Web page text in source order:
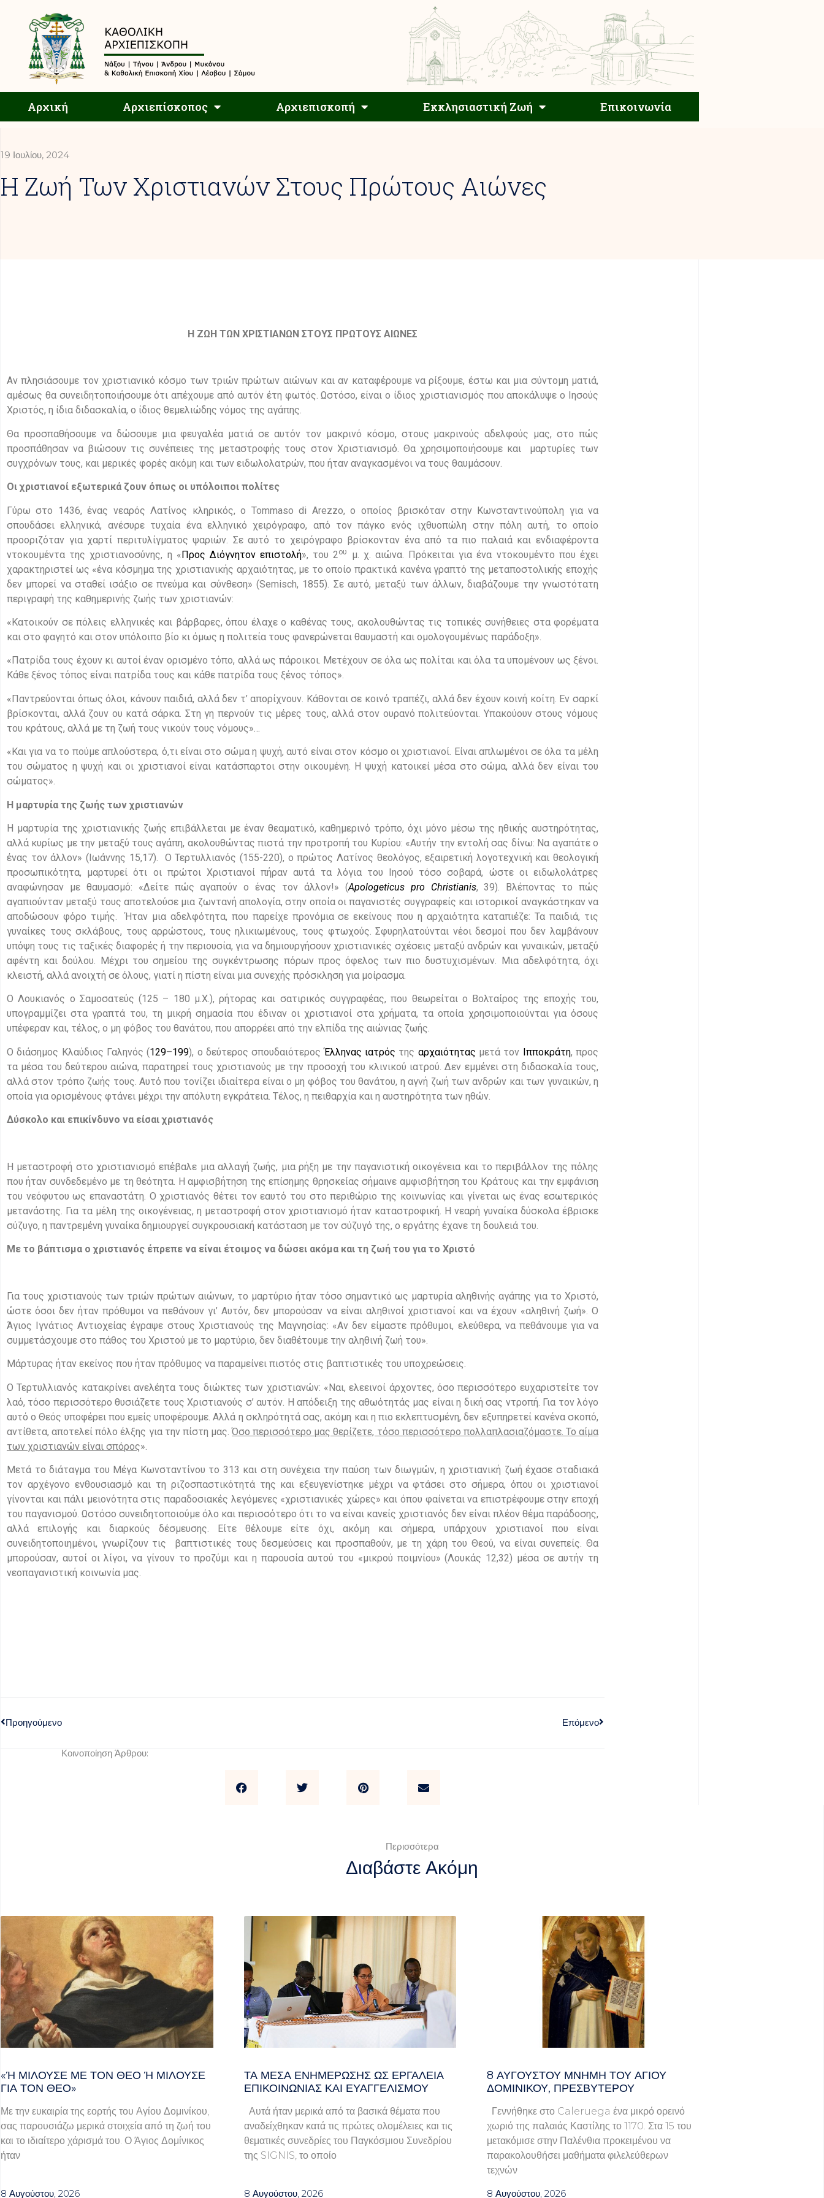
Αρχική Αρχιεπίσκοπος Αρχιεπισκοπή Εκκλησιαστική Ζωή Επικοινωνία
Αρχιεπισκοπή Εκκλησιαστική Ζωή Επικοινωνία
19 Ιουλίου, 2024
Η Ζωή Των Χριστιανών Στους Πρώτους Αιώνες
Η ΖΩΗ ΤΩΝ ΧΡΙΣΤΙΑΝΩΝ ΣΤΟΥΣ ΠΡΩΤΟΥΣ ΑΙΩΝΕΣ
Αν πλησιάσουμε τον χριστιανικό κόσμο των τριών πρώτων αιώνων και αν καταφέρουμε να ρίξουμε, έστω και μια σύντομη ματιά,
αμέσως θα συνειδητοποιήσουμε ότι απέχουμε από αυτόν έτη φωτός. Ωστόσο, είναι ο ίδιος χριστιανισμός που αποκάλυψε ο Ιησούς
Χριστός, η ίδια διδασκαλία, ο ίδιος θεμελιώδης νόμος της αγάπης.
Θα προσπαθήσουμε να δώσουμε μια φευγαλέα ματιά σε αυτόν τον μακρινό κόσμο, στους μακρινούς αδελφούς μας, στο πώς
προσπάθησαν να βιώσουν τις συνέπειες της μεταστροφής τους στον Χριστιανισμό. Θα χρησιμοποιήσουμε και μαρτυρίες των
συγχρόνων τους, και μερικές φορές ακόμη και των ειδωλολατρών, που ήταν αναγκασμένοι να τους θαυμάσουν.
Οι χριστιανοί εξωτερικά ζουν όπως οι υπόλοιποι πολίτες
Γύρω στο 1436, ένας νεαρός Λατίνος κληρικός, ο Tommaso di Arezzo, ο οποίος βρισκόταν στην Κωνσταντινούπολη για να
σπουδάσει ελληνικά, ανέσυρε τυχαία ένα ελληνικό χειρόγραφο, από τον πάγκο ενός ιχθυοπώλη στην πόλη αυτή, το οποίο
προοριζόταν για χαρτί περιτυλίγματος ψαριών. Σε αυτό το χειρόγραφο βρίσκονταν ένα από τα πιο παλαιά και ενδιαφέροντα
ντοκουμέντα της χριστιανοσύνης, η «Προς Διόγνητον επιστολή», του 2 ου
μ. χ. αιώνα. Πρόκειται για ένα ντοκουμέντο που έχει
χαρακτηριστεί ως «ένα κόσμημα της χριστιανικής αρχαιότητας, με το οποίο πρακτικά κανένα γραπτό της μεταποστολικής εποχής
δεν μπορεί να σταθεί ισάξιο σε πνεύμα και σύνθεση» (Semisch, 1855). Σε αυτό, μεταξύ των άλλων, διαβάζουμε την γνωστότατη
περιγραφή της καθημερινής ζωής των χριστιανών:
«Κατοικούν σε πόλεις ελληνικές και βάρβαρες, όπου έλαχε ο καθένας τους, ακολουθώντας τις τοπικές συνήθειες στα φορέματα
και στο φαγητό και στον υπόλοιπο βίο κι όμως η πολιτεία τους φανερώνεται θαυμαστή και ομολογουμένως παράδοξη».
«Πατρίδα τους έχουν κι αυτοί έναν ορισμένο τόπο, αλλά ως πάροικοι. Μετέχουν σε όλα ως πολίται και όλα τα υπομένουν ως ξένοι.
Κάθε ξένος τόπος είναι πατρίδα τους και κάθε πατρίδα τους ξένος τόπος».
«Παντρεύονται όπως όλοι, κάνουν παιδιά, αλλά δεν τ’ απορίχνουν. Κάθονται σε κοινό τραπέζι, αλλά δεν έχουν κοινή κοίτη. Εν σαρκί
βρίσκονται, αλλά ζουν ου κατά σάρκα. Στη γη περνούν τις μέρες τους, αλλά στον ουρανό πολιτεύονται. Υπακούουν στους νόμους
του κράτους, αλλά με τη ζωή τους νικούν τους νόμους»…
«Και για να το πούμε απλούστερα, ό,τι είναι στο σώμα η ψυχή, αυτό είναι στον κόσμο οι χριστιανοί. Είναι απλωμένοι σε όλα τα μέλη
του σώματος η ψυχή και οι χριστιανοί είναι κατάσπαρτοι στην οικουμένη. Η ψυχή κατοικεί μέσα στο σώμα, αλλά δεν είναι του
σώματος».
Η μαρτυρία της ζωής των χριστιανών
Η μαρτυρία της χριστιανικής ζωής επιβάλλεται με έναν θεαματικό, καθημερινό τρόπο, όχι μόνο μέσω της ηθικής αυστηρότητας,
αλλά κυρίως με την μεταξύ τους αγάπη, ακολουθώντας πιστά την προτροπή του Κυρίου: «Αυτήν την εντολή σας δίνω: Να αγαπάτε ο
ένας τον άλλον» (Ιωάννης 15,17). Ο Τερτυλλιανός (155-220), ο πρώτος Λατίνος θεολόγος, εξαιρετική λογοτεχνική και θεολογική
προσωπικότητα, μαρτυρεί ότι οι πρώτοι Χριστιανοί πήραν αυτά τα λόγια του Ιησού τόσο σοβαρά, ώστε οι ειδωλολάτρες
αναφώνησαν με θαυμασμό: «Δείτε πώς αγαπούν ο ένας τον άλλον!» (Apologeticus pro Christianis, 39). Βλέποντας το πώς
αγαπιούνταν μεταξύ τους αποτελούσε μια ζωντανή απολογία, στην οποία οι παγανιστές συγγραφείς και ιστορικοί αναγκάστηκαν να
αποδώσουν φόρο τιμής. Ήταν μια αδελφότητα, που παρείχε προνόμια σε εκείνους που η αρχαιότητα καταπιέζε: Τα παιδιά, τις
γυναίκες τους σκλάβους, τους αρρώστους, τους ηλικιωμένους, τους φτωχούς. Σφυρηλατούνται νέοι δεσμοί που δεν λαμβάνουν
υπόψη τους τις ταξικές διαφορές ή την περιουσία, για να δημιουργήσουν χριστιανικές σχέσεις μεταξύ ανδρών και γυναικών, μεταξύ
αφέντη και δούλου. Μέχρι του σημείου της συγκέντρωσης πόρων προς όφελος των πιο δυστυχισμένων. Μια αδελφότητα, όχι
κλειστή, αλλά ανοιχτή σε όλους, γιατί η πίστη είναι μια συνεχής πρόσκληση για μοίρασμα.
Ο Λουκιανός ο Σαμοσατεύς (125 – 180 μ.Χ.), ρήτορας και σατιρικός συγγραφέας, που θεωρείται ο Βολταίρος της εποχής του,
υπογραμμίζει στα γραπτά του, τη μικρή σημασία που έδιναν οι χριστιανοί στα χρήματα, τα οποία χρησιμοποιούνται για όσους
υπέφεραν και, τέλος, ο μη φόβος του θανάτου, που απορρέει από την ελπίδα της αιώνιας ζωής.
Ο διάσημος Κλαύδιος Γαληνός (129–199), ο δεύτερος σπουδαιότεροςΈλληνας ιατρός της αρχαιότητας μετά τον Ιπποκράτη, προς
τα μέσα του δεύτερου αιώνα, παρατηρεί τους χριστιανούς με την προσοχή του κλινικού ιατρού. Δεν εμμένει στη διδασκαλία τους,
αλλά στον τρόπο ζωής τους. Αυτό που τονίζει ιδιαίτερα είναι ο μη φόβος του θανάτου, η αγνή ζωή των ανδρών και των γυναικών, η
οποία για ορισμένους φτάνει μέχρι την απόλυτη εγκράτεια. Τέλος, η πειθαρχία και η αυστηρότητα των ηθών.
Δύσκολο και επικίνδυνο να είσαι χριστιανός
Η μεταστροφή στο χριστιανισμό επέβαλε μια αλλαγή ζωής, μια ρήξη με την παγανιστική οικογένεια και το περιβάλλον της πόλης
που ήταν συνδεδεμένο με τη θεότητα. Η αμφισβήτηση της επίσημης θρησκείας σήμαινε αμφισβήτηση του Κράτους και την εμφάνιση
του νεόφυτου ως επαναστάτη. Ο χριστιανός θέτει τον εαυτό του στο περιθώριο της κοινωνίας και γίνεται ως ένας εσωτερικός
μετανάστης. Για τα μέλη της οικογένειας, η μεταστροφή στον χριστιανισμό ήταν καταστροφική. Η νεαρή γυναίκα δύσκολα έβρισκε
σύζυγο, η παντρεμένη γυναίκα δημιουργεί συγκρουσιακή κατάσταση με τον σύζυγό της, ο εργάτης έχανε τη δουλειά του.
Με το βάπτισμα ο χριστιανός έπρεπε να είναι έτοιμος να δώσει ακόμα και τη ζωή του για το Χριστό
Για τους χριστιανούς των τριών πρώτων αιώνων, το μαρτύριο ήταν τόσο σημαντικό ως μαρτυρία αληθινής αγάπης για το Χριστό,
ώστε όσοι δεν ήταν πρόθυμοι να πεθάνουν γι’ Αυτόν, δεν μπορούσαν να είναι αληθινοί χριστιανοί και να έχουν «αληθινή ζωή». Ο
Άγιος Ιγνάτιος Αντιοχείας έγραψε στους Χριστιανούς της Μαγνησίας: «Αν δεν είμαστε πρόθυμοι, ελεύθερα, να πεθάνουμε για να
συμμετάσχουμε στο πάθος του Χριστού με το μαρτύριο, δεν διαθέτουμε την αληθινή ζωή του».
Μάρτυρας ήταν εκείνος που ήταν πρόθυμος να παραμείνει πιστός στις βαπτιστικές του υποχρεώσεις.
Ο Τερτυλλιανός κατακρίνει ανελέητα τους διώκτες των χριστιανών: «Ναι, ελεεινοί άρχοντες, όσο περισσότερο ευχαριστείτε τον
λαό, τόσο περισσότερο θυσιάζετε τους Χριστιανούς σ’ αυτόν. Η απόδειξη της αθωότητάς μας είναι η δική σας ντροπή. Για τον λόγο
αυτό ο Θεός υποφέρει που εμείς υποφέρουμε. Αλλά η σκληρότητά σας, ακόμη και η πιο εκλεπτυσμένη, δεν εξυπηρετεί κανένα σκοπό,
αντίθετα, αποτελεί πόλο έλξης για την πίστη μας.Όσο περισσότερο μας θερίζετε, τόσο περισσότερο πολλαπλασιαζόμαστε. Το αίμα
των χριστιανών είναι σπόρος».
Μετά το διάταγμα του Μέγα Κωνσταντίνου το 313 και στη συνέχεια την παύση των διωγμών, η χριστιανική ζωή έχασε σταδιακά
τον αρχέγονο ενθουσιασμό και τη ριζοσπαστικότητά της και εξευγενίστηκε μέχρι να φτάσει στο σήμερα, όπου οι χριστιανοί
γίνονται και πάλι μειονότητα στις παραδοσιακές λεγόμενες «χριστιανικές χώρες» και όπου φαίνεται να επιστρέφουμε στην εποχή
του παγανισμού. Ωστόσο συνειδητοποιούμε όλο και περισσότερο ότι το να είναι κανείς χριστιανός δεν είναι πλέον θέμα παράδοσης,
αλλά επιλογής και διαρκούς δέσμευσης. Είτε θέλουμε είτε όχι, ακόμη και σήμερα, υπάρχουν χριστιανοί που είναι
συνειδητοποιημένοι, γνωρίζουν τις βαπτιστικές τους δεσμεύσεις και προσπαθούν, με τη χάρη του Θεού, να είναι συνεπείς. Θα
μπορούσαν, αυτοί οι λίγοι, να γίνουν το προζύμι και η παρουσία αυτού του «μικρού ποιμνίου» (Λουκάς 12,32) μέσα σε αυτήν τη
νεοπαγανιστική κοινωνία μας.
Προηγούμενο Επόμενο
Κοινοποίηση Άρθρου:
Περισσότερα
Διαβάστε Ακόμη
«Ή ΜΙΛΟΎΣΕ ΜΕ ΤΟΝ ΘΕΌ Ή ΜΙΛΟΎΣΕ ΓΙ
Α ΤΟΝ ΘΕΌ»
Με την ευκαιρία της εορτής του Αγίου Δομινίκου,
σας παρουσιάζω μερικά στοιχεία από τη ζωή του
και το ιδιαίτερο χάρισμά του. Ο Άγιος Δομίνικος
ήταν
8 Αυγούστου, 2026
ΤΑ ΜΈΣΑ ΕΝΗΜΈΡΩΣΗΣ ΩΣ ΕΡΓΑΛΕΊΑ
ΕΠΙΚΟΙΝΩΝΊΑΣ ΚΑΙ ΕΥΑΓΓΕΛΙΣΜΟΎ
Αυτά ήταν μερικά από τα βασικά θέματα που
αναδείχθηκαν κατά τις πρώτες ολομέλειες και τις
θεματικές συνεδρίες του Παγκόσμιου Συνεδρίου
της SIGNIS, το οποίο
8 Αυγούστου, 2026
8 ΑΥΓΟΥΣΤΟΥ ΜΝΗΜΗ ΤΟΥ ΑΓΙΟΥ
ΔΟΜΙΝΙΚΟΥ, ΠΡΕΣΒΥΤΕΡΟΥ
Γεννήθηκε στο Caleruega ένα μικρό ορεινό
χωριό της παλαιάς Καστίλης το 1170. Στα 15 του
μετακόμισε στην Παλένθια προκειμένου να
παρακολουθήσει μαθήματα φιλελεύθερων
τεχνών
8 Αυγούστου, 2026